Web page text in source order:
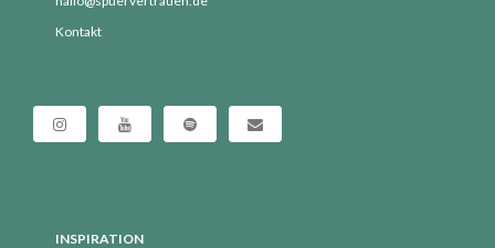
Kontakt
INSPIRATION